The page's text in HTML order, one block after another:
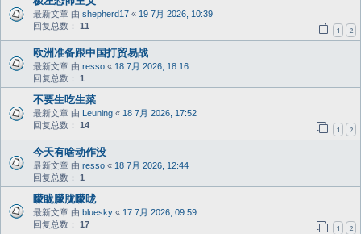
最新文章 由 shepherd17 « 19 7月 2026, 10:39
回复总数： 11 1 2
欧洲准备跟中国打贸易战
最新文章 由 resso « 18 7月 2026, 18:16
回复总数： 1
不要生吃生菜
最新文章 由 Leuning « 18 7月 2026, 17:52
回复总数： 14 1 2
今天有啥动作没
最新文章 由 resso « 18 7月 2026, 12:44
回复总数： 1
矇眬朦胧曚昽
最新文章 由 bluesky « 17 7月 2026, 09:59
回复总数： 17 1 2